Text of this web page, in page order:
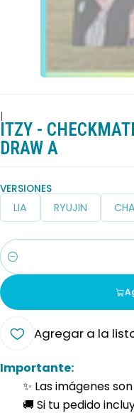
|
ITZY -
DRAW A
VERSIONES
LIA RYUJIN
Cantidad
Agregar a la
Importante:
✨ Las imágenes
🚚 Si tu pedido